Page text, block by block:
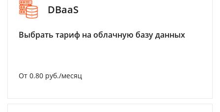
DBaaS
Выбрать тариф на облачную базу данных
От 0.80 руб./месяц